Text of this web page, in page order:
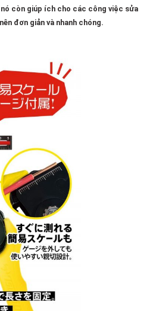
còn giúp ích cho các công việc sửa
đơn giản và nhanh chóng.